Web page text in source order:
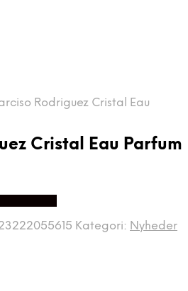
Rodriguez Cristal Eau
Cristal Eau Parfum
Kategori: Nyheder